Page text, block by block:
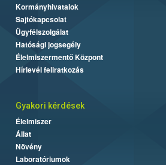
Kormányhivatalok
Sajtókapcsolat
Ügyfélszolgálat
Hatósági jogsegély
Élelmiszermentő Központ
Hírlevél feliratkozás
Gyakori kérdések
Élelmiszer
Állat
Növény
Laboratóriumok